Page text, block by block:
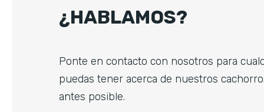
¿HABLAMOS?
Ponte en contacto con nosotros para
puedas tener acerca de nuestros
antes posible.